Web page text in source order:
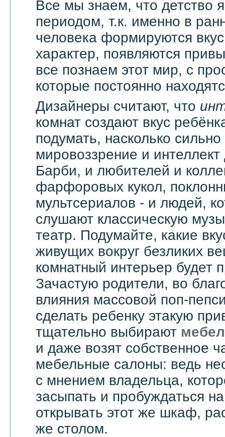
Все мы знаем, что детство
периодом, т.к. именно в
человека формируются
характер, появляются
все познаем этот мир, с
которые постоянно
Дизайнеры считают, что
комнат создают вкус
подумать, насколько сильно
мировоззрение и
Барби, и любителей и
фарфоровых кукол,
мультсериалов - и людей,
слушают классическую
театр. Подумайте, какие
живущих вокруг безликих
комнатный интерьер будет
Зачастую родители, во
влияния массовой поп-
сделать ребенку этакую
тщательно выбирают
и даже возят собственное
мебельные салоны: ведь
с мнением владельца,
засыпать и пробуждаться
открывать этот же шкаф,
же столом.